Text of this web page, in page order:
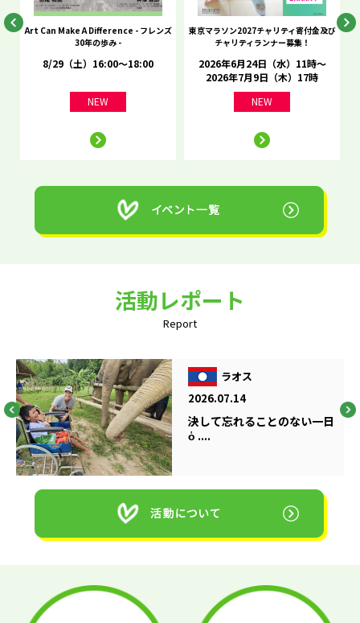
Art Can Make A Difference - フレンズ
30年の歩み -
8/29（土）16:00～18:00
NEW
東京マラソン2027チャリティ寄付金及び
チャリティランナー募集！
2026年6月24日（水）11時～
2026年7月9日（木）17時
NEW
活動レポート
Report
ラオス
2026.07.14
決して忘れることのない一日
ὁ ....